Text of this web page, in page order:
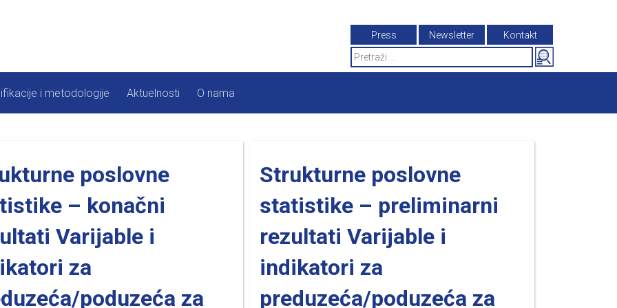
Press Newsletter
Kontakt
Search
for:
i metodologije Aktuelnosti O nama
poslovne
– konačni
Varijable i
za
poduzeća za
Strukturne poslovne
statistike – preliminarni
rezultati Varijable i
indikatori za
preduzeća/poduzeća za